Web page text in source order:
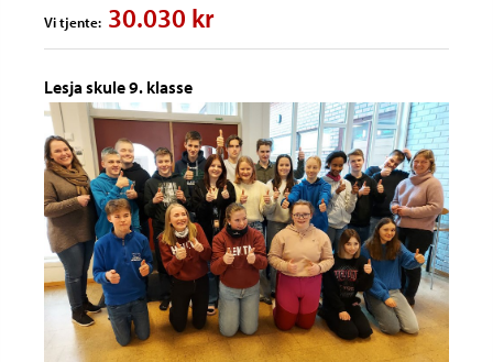
Vi tjente: 30.030 kr
Lesja skule 9. klasse